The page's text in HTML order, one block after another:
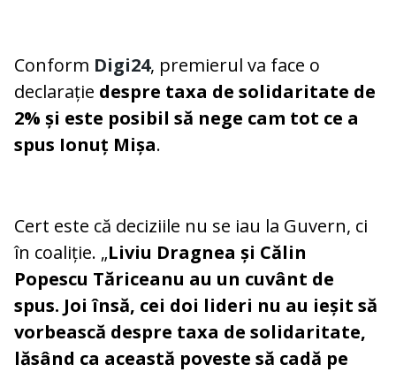
Conform Digi24, premierul va face o
declarație despre taxa de solidaritate de
2% și este posibil să nege cam tot ce a
spus Ionuț Mișa.
Cert este că deciziile nu se iau la Guvern, ci
în coaliție. „Liviu Dragnea și Călin
Popescu Tăriceanu au un cuvânt de
spus. Joi însă, cei doi lideri nu au ieșit să
vorbească despre taxa de solidaritate,
lăsând ca această poveste să cadă pe